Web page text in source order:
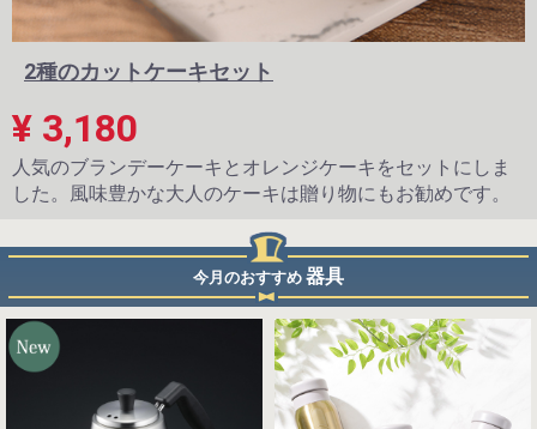
2種のカットケーキセット
¥ 3,180
人気のブランデーケーキとオレンジケーキをセットにしま
した。風味豊かな大人のケーキは贈り物にもお勧めです。
今月のおすすめ 器具